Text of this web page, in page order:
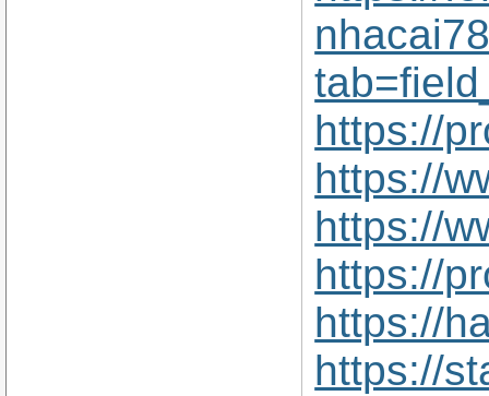
https://
https://
https://
https://
https://
https://